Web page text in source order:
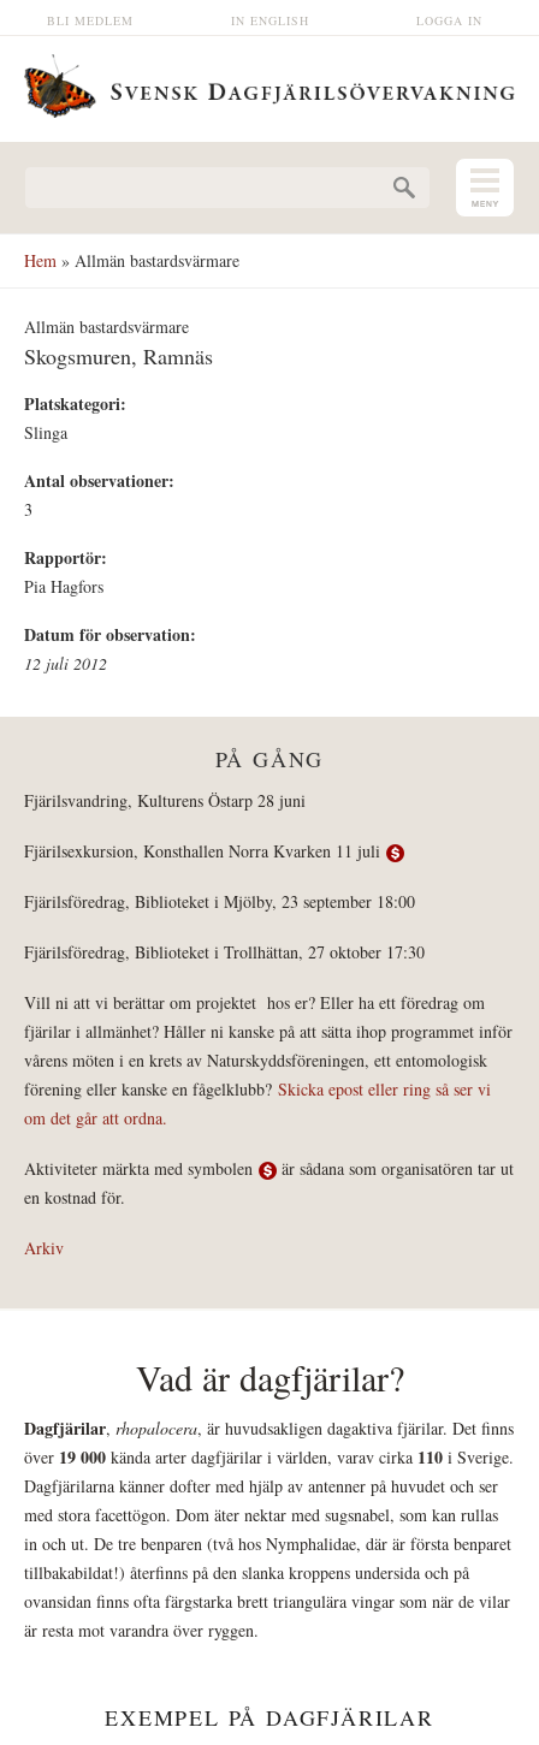
Hoppa till huvudinnehåll LOGGA IN
IN ENGLISH
BLI MEDLEM
Hem » Allmän bastardsvärmare
Allmän bastardsvärmare
Skogsmuren, Ramnäs
Platskategori:
Slinga
Antal observationer:
3
Rapportör:
Pia Hagfors
Datum för observation:
12 juli 2012
PÅ GÅNG
Fjärilsvandring, Kulturens Östarp 28 juni
Fjärilsexkursion, Konsthallen Norra Kvarken 11 juli
Fjärilsföredrag, Biblioteket i Mjölby, 23 september 18:00
Fjärilsföredrag, Biblioteket i Trollhättan, 27 oktober 17:30
Vill ni att vi berättar om projektet hos er? Eller ha ett föredrag om
fjärilar i allmänhet? Håller ni kanske på att sätta ihop programmet inför
vårens möten i en krets av Naturskyddsföreningen, ett entomologisk
förening eller kanske en fågelklubb? Skicka epost eller ring så ser vi
om det går att ordna.
Aktiviteter märkta med symbolen
är sådana som organisatören tar ut
en kostnad för.
Arkiv
Vad är dagfjärilar?
Dagfjärilar, rhopalocera, är huvudsakligen dagaktiva fjärilar. Det finns
över 19 000 kända arter dagfjärilar i världen, varav cirka 110 i Sverige.
Dagfjärilarna känner dofter med hjälp av antenner på huvudet och ser
med stora facettögon. Dom äter nektar med sugsnabel, som kan rullas
in och ut. De tre benparen (två hos Nymphalidae, där är första benparet
tillbakabildat!) återfinns på den slanka kroppens undersida och på
ovansidan finns ofta färgstarka brett triangulära vingar som när de vilar
är resta mot varandra över ryggen.
EXEMPEL PÅ DAGFJÄRILAR